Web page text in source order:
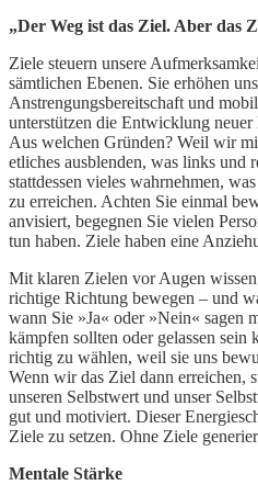
„Der Weg ist das Ziel. Aber das
Ziele steuern unsere
sämtlichen Ebenen. Sie erhöhen
Anstrengungsbereitschaft und
unterstützen die Entwicklung
Aus welchen Gründen? Weil wir
etliches ausblenden, was links und
stattdessen vieles wahrnehmen,
zu erreichen. Achten Sie einmal
anvisiert, begegnen Sie vielen
tun haben. Ziele haben eine
Mit klaren Zielen vor Augen
richtige Richtung bewegen – und
wann Sie »Ja« oder »Nein« sagen
kämpfen sollten oder gelassen
richtig zu wählen, weil sie uns
Wenn wir das Ziel dann erreichen,
unseren Selbstwert und unser
gut und motiviert. Dieser
Ziele zu setzen. Ohne Ziele
Mentale Stärke